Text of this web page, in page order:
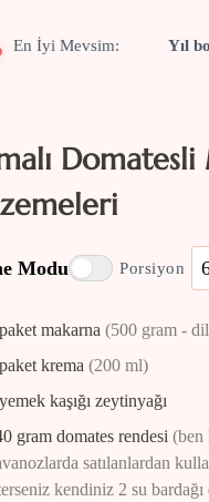
En İyi Mevsim: Yıl
Modu Porsiyon
paket makarna (500 gram -
paket krema (200 ml)
yemek kaşığı zeytinyağı
gram domates rendesi (ben
satılanlardan
kendiniz 2 su bardağı